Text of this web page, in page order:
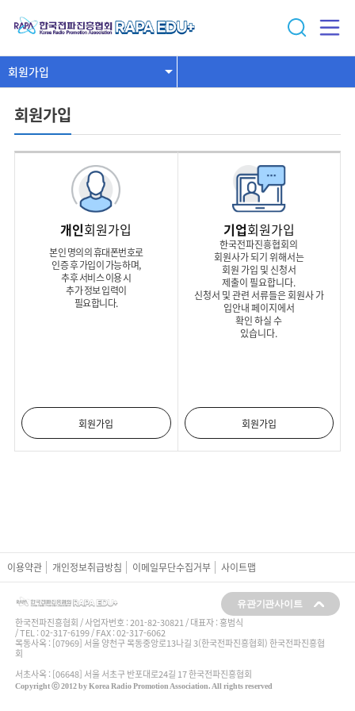
회원가입
회원가입
개인회원가입
본인 명의의 휴대폰번호로
인증 후 가입이 가능하며,
추후 서비스 이용 시
추가 정보 입력이
필요합니다.
회원가입
기업회원가입
한국전파진흥협회의
회원사가 되기 위해서는
회원 가입 및 신청서
제출이 필요합니다.
신청서 및 관련 서류들은 회원사 가
입안내 페이지에서
확인 하실 수
있습니다.
회원가입
이용약관 개인정보취급방침 이메일무단수집거부 사이트맵
유관기관사이트
한국전파진흥협회 / 사업자번호 :201-82-30821/ 대표자 : 홍범식
/ TEL : 02-317-6199 / FAX : 02-317-6062
목동사옥 : [07969] 서울 양천구 목동중앙로13나길 3(한국전파진흥협회) 한국전파진흥협
회
서초사옥 : [06648] 서울 서초구 반포대로24길 17 한국전파진흥협회
Copyright ⓒ 2012 by Korea Radio Promotion Association. All rights reserved